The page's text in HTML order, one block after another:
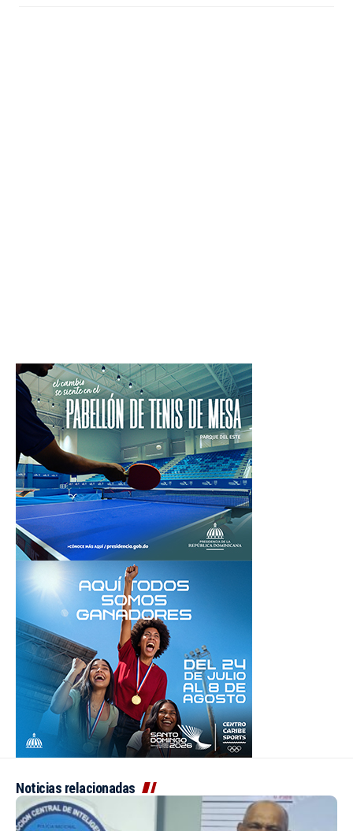
Noticias relacionadas